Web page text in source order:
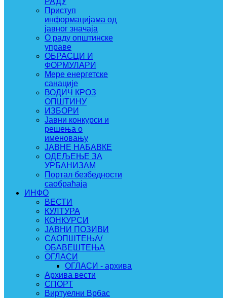
Приступ
информацијама од
јавног значаја
О раду општинске
управе
ОБРАСЦИ И
ФОРМУЛАРИ
Мере енергетске
санације
ВОДИЧ КРОЗ
ОПШТИНУ
ИЗБОРИ
Јавни конкурси и
решења о
именовању
ЈАВНЕ НАБАВКЕ
ОДЕЉЕЊЕ ЗА
УРБАНИЗАМ
Портал безбедности
саобраћаја
ИНФО
ВЕСТИ
КУЛТУРА
КОНКУРСИ
ЈАВНИ ПОЗИВИ
САОПШТЕЊА/
ОБАВЕШТЕЊА
ОГЛАСИ
ОГЛАСИ - архива
Архива вести
СПОРТ
Виртуелни Врбас